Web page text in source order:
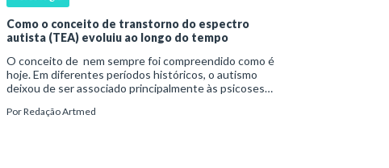
Como o conceito de transtorno do espectro
autista (TEA) evoluiu ao longo do tempo
O conceito de nem sempre foi compreendido como é
hoje. Em diferentes períodos históricos, o autismo
deixou de ser associado principalmente às psicoses
para ser reconhecido como um transtorno do des
PorRedação Artmed